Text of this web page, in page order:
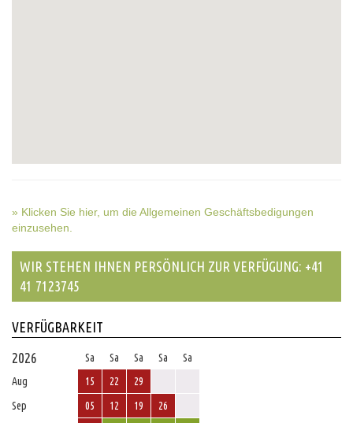
» Klicken Sie hier, um die Allgemeinen Geschäftsbedigungen
einzusehen.
WIR STEHEN IHNEN PERSÖNLICH ZUR VERFÜGUNG: +41
41 7123745
VERFÜGBARKEIT
2026
Sa Sa Sa Sa
Sa
Aug
15 22
29
Sep
05 12 19
26